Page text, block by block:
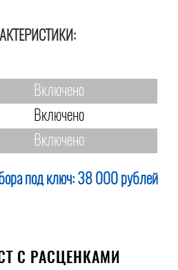
Включено
Включено
Включено
под ключ: 38 000 рублей
С РАСЦЕНКАМИ